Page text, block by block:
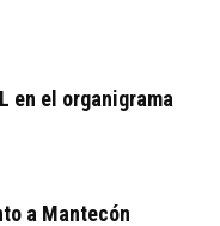
en el organigrama
a Mantecón